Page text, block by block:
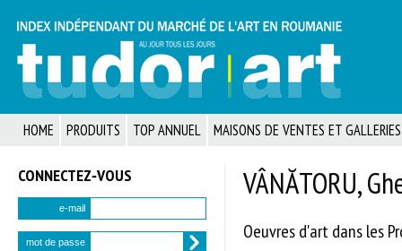
HOME PRODUITS TOP ANNUEL MAISONS DE VENTES ET GALLERIES
CONNECTEZ‑VOUS
e-mail
mot de passe
VÂNĂTORU,
Oeuvres d'art dans les